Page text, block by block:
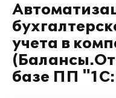
учета в
базе ПП